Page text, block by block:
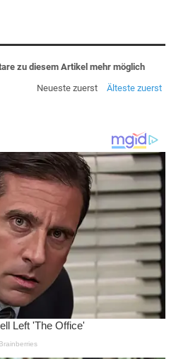
zu diesem Artikel mehr möglich
Neueste zuerst
Älteste zuerst